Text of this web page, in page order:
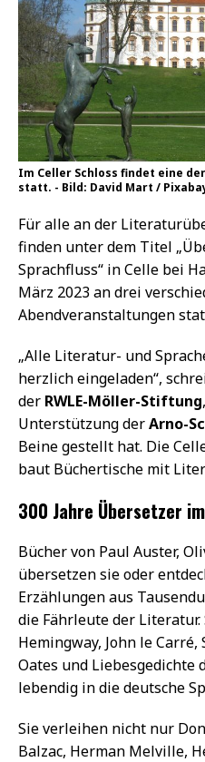
Im Celler Schloss findet eine
statt. - Bild: David Mart /
Für alle an der
finden unter dem Titel
Sprachfluss“ in Celle bei
März 2023 an drei
Abendveranstaltungen
„Alle Literatur- und
herzlich eingeladen“,
der RWLE-Möller-Stiftung
Unterstützung derArno-
Beine gestellt hat. Die
baut Büchertische mit
300 Jahre Übersetzer
Bücher von Paul Auster,
übersetzen sie oder
Erzählungen aus
die Fährleute der
Hemingway, John le Carré,
Oates und Liebesgedichte
lebendig in die deutsche
Sie verleihen nicht nur
Balzac, Herman Melville,